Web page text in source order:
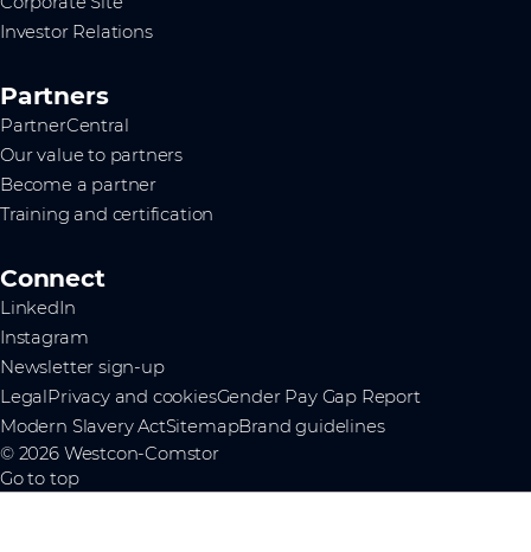
Investor Relations
Partners
PartnerCentral
Our value to partners
Become a partner
Training and certification
Connect
LinkedIn
Instagram
Newsletter sign-up
LegalPrivacy and cookiesGender Pay Gap Report
Modern Slavery ActSitemapBrand guidelines
© 2026 Westcon-Comstor
Go to top